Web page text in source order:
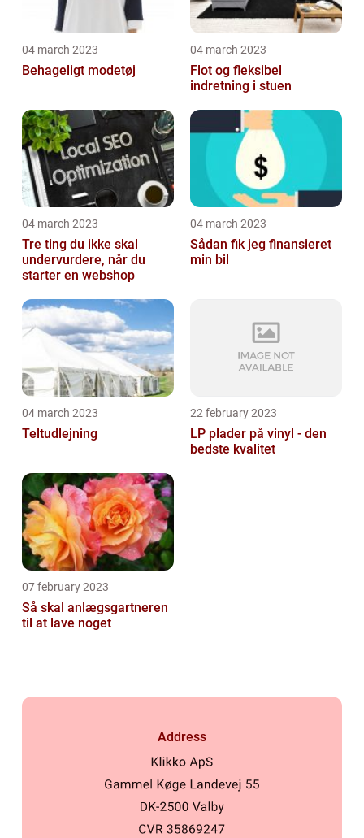
04 march 2023
Behageligt modetøj
04 march 2023
Flot og fleksibel
indretning i stuen
04 march 2023
Tre ting du ikke skal
undervurdere, når du
starter en webshop
04 march 2023
Sådan fik jeg finansieret
min bil
04 march 2023
Teltudlejning
22 february 2023
LP plader på vinyl - den
bedste kvalitet
07 february 2023
Så skal anlægsgartneren
til at lave noget
Address